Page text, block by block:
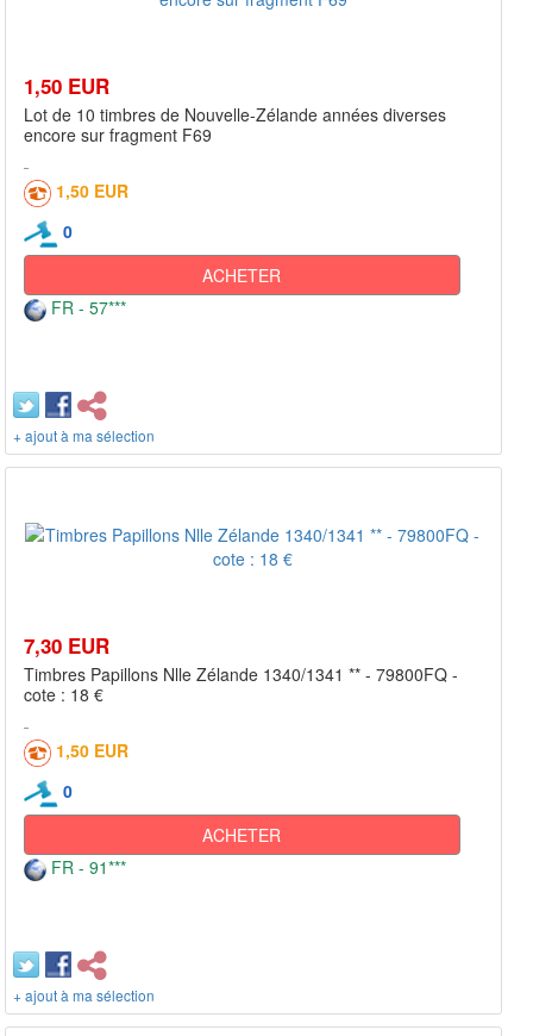
1,50 EUR
Lot de 10 timbres de Nouvelle-Zélande années diverses
encore sur fragment F69
1,50 EUR
0
ACHETER
FR - 57***
+ ajout à ma sélection
7,30 EUR
Timbres Papillons Nlle Zélande 1340/1341 ** - 79800FQ -
cote : 18 €
1,50 EUR
0
ACHETER
FR - 91***
+ ajout à ma sélection